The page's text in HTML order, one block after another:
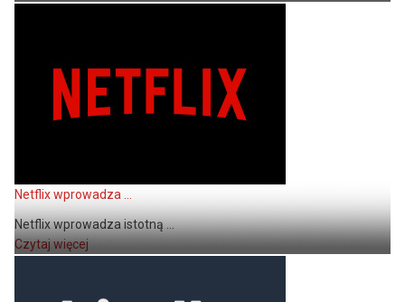
Netflix wprowadza ...
Netflix wprowadza istotną ...
Czytaj więcej